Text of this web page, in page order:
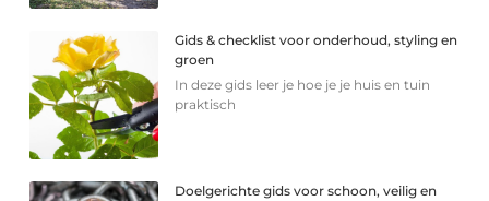
Gids & checklist voor onderhoud, styling en
groen
In deze gids leer je hoe je je huis en tuin
praktisch
Doelgerichte gids voor schoon, veilig en